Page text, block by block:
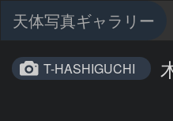
天体写真ギャラリー
T-HASHIGUCHI